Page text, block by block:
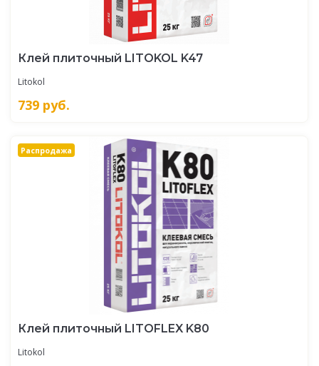
Клей плиточный LITOKOL K47
Litokol
739 руб.
Распродажа
Клей плиточный LITOFLEX K80
Litokol